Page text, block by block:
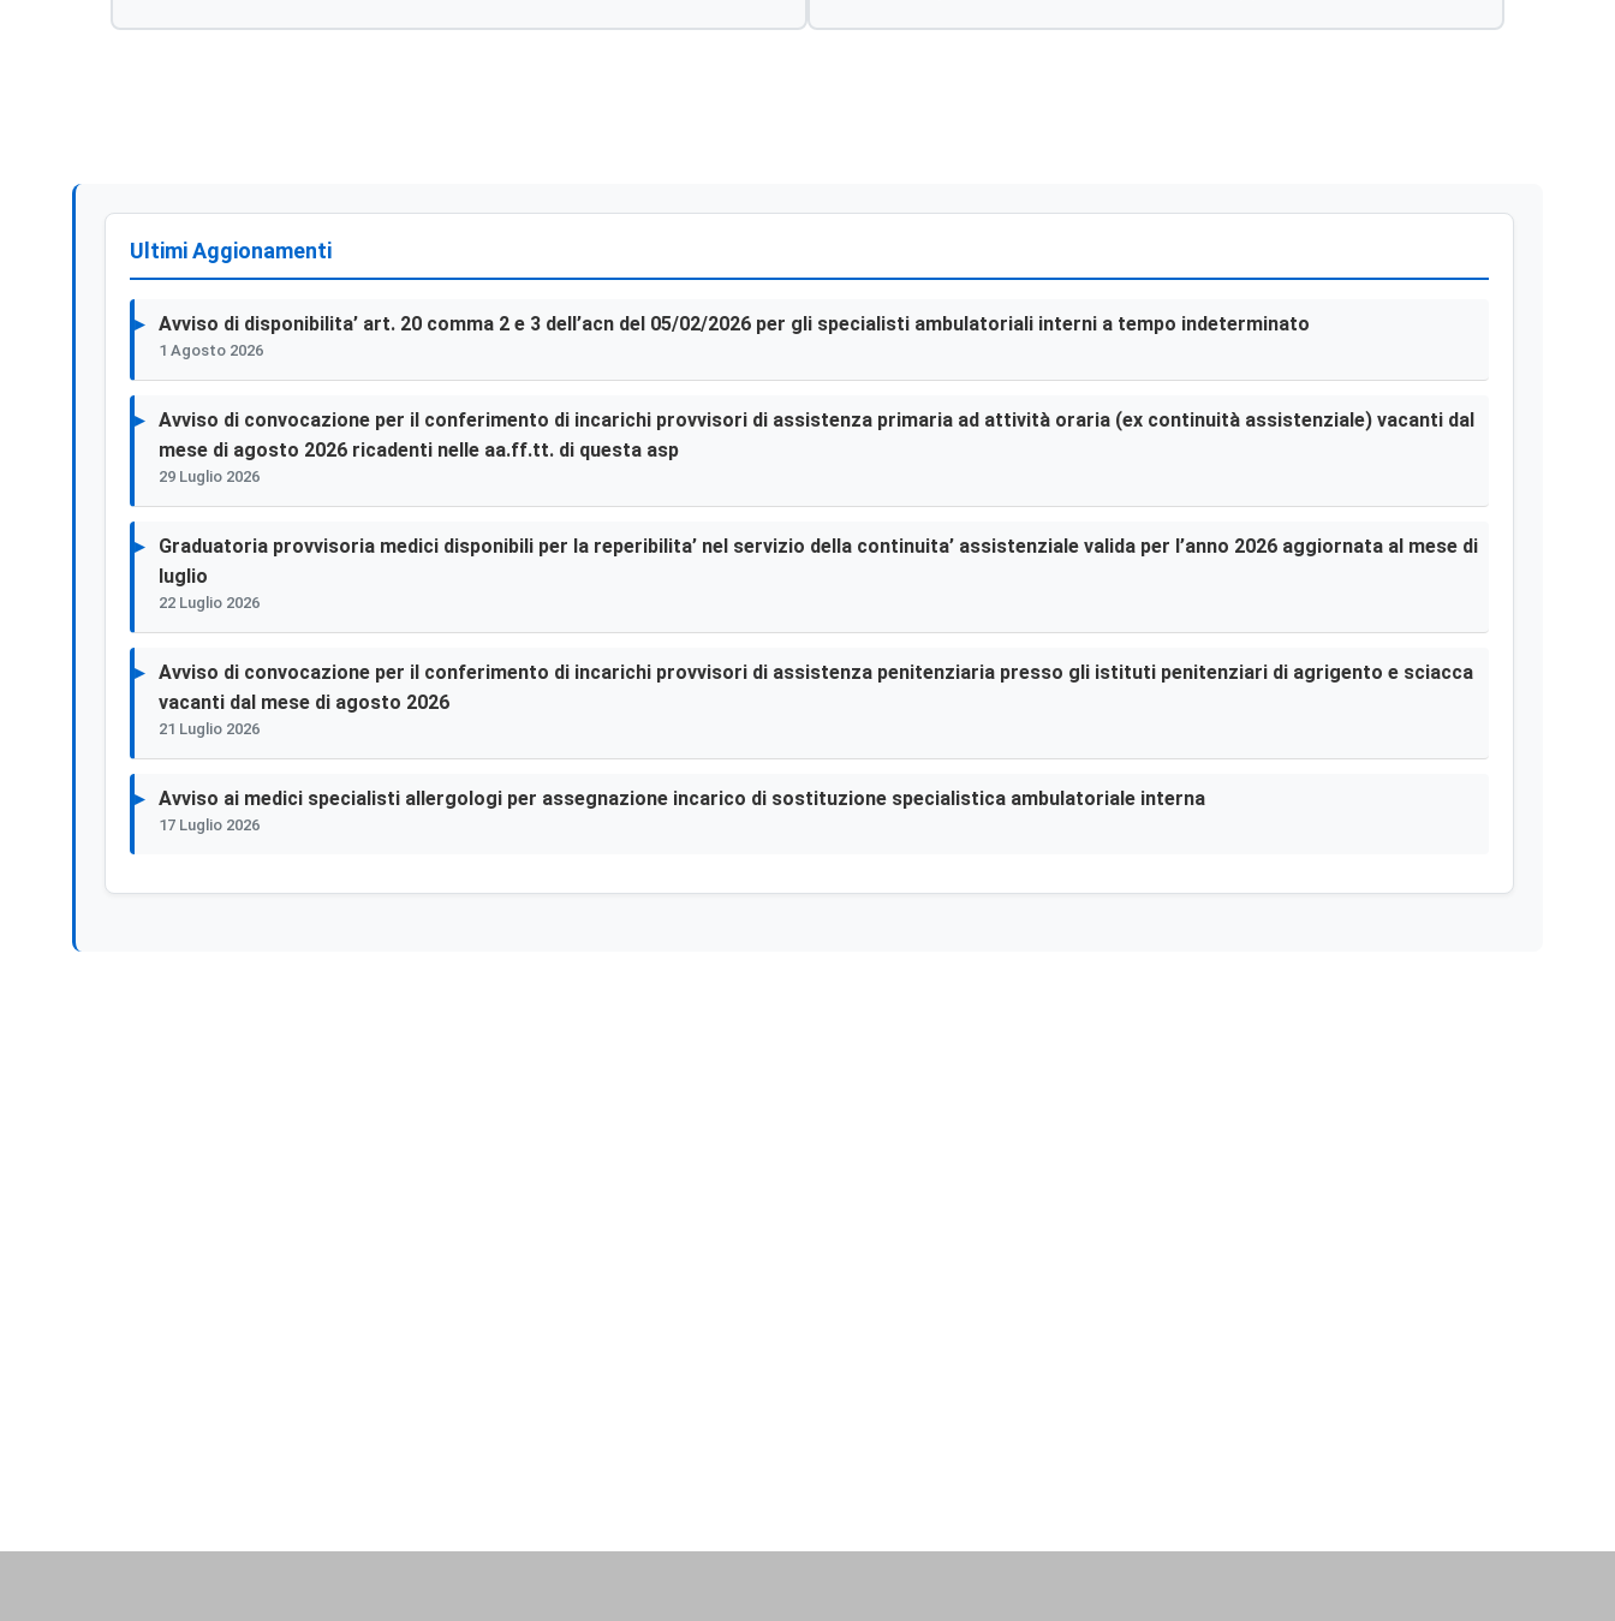
Ultimi Aggionamenti
Avviso di disponibilita’ art. 20 comma 2 e 3 dell’acn del 05/02/2026 per gli specialisti ambulatoriali interni a tempo indeterminato
1 Agosto 2026
Avviso di convocazione per il conferimento di incarichi provvisori di assistenza primaria ad attività oraria (ex continuità assistenziale) vacanti dal
mese di agosto 2026 ricadenti nelle aa.ff.tt. di questa asp
29 Luglio 2026
Graduatoria provvisoria medici disponibili per la reperibilita’ nel servizio della continuita’ assistenziale valida per l’anno 2026 aggiornata al mese di
luglio
22 Luglio 2026
Avviso di convocazione per il conferimento di incarichi provvisori di assistenza penitenziaria presso gli istituti penitenziari di agrigento e sciacca
vacanti dal mese di agosto 2026
21 Luglio 2026
Avviso ai medici specialisti allergologi per assegnazione incarico di sostituzione specialistica ambulatoriale interna
17 Luglio 2026